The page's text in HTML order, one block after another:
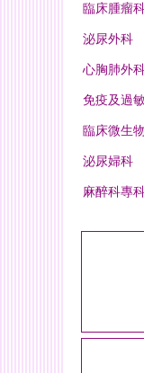
臨床腫瘤
泌尿外科
心胸肺外
免疫及過
臨床微生
泌尿婦科
麻醉科專